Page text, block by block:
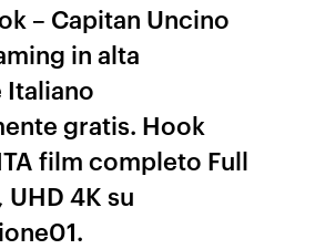
– Capitan Uncino
in alta
gratis. Hook
film completo Full
4K su